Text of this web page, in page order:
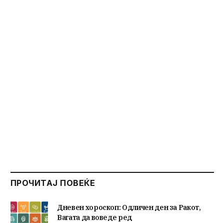
ПРОЧИТАЈ ПОВЕЌЕ
Дневен хороскоп: Одличен ден за Ракот,
Вагата да воведе ред